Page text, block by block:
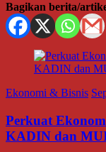
Bagikan berita/
Ekonomi & Bisnis
Perkuat
KADIN dan